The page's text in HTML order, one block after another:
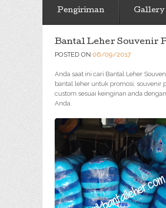
Pengiriman Gallery
Bantal Leher Souvenir
POSTED ON 06/09/2017
Anda saat ini cari Bantal Leher
bantal leher untuk promosi, souvenir
custom sesuai keinginan anda
Anda.